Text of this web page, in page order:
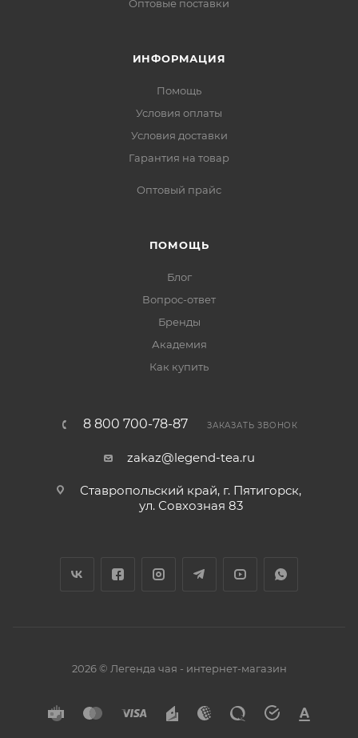
Оптовые поставки
ИНФОРМАЦИЯ
Помощь
Условия оплаты
Условия доставки
Гарантия на товар
Оптовый прайс
ПОМОЩЬ
Блог
Вопрос-ответ
Бренды
Академия
Как купить
8 800 700-78-87 ЗАКАЗАТЬ ЗВОНОК
zakaz@legend-tea.ru
Ставропольский край, г. Пятигорск,
ул. Совхозная 83
2026 © Легенда чая - интернет-магазин